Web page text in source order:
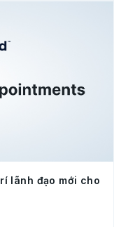
lãnh đạo mới cho